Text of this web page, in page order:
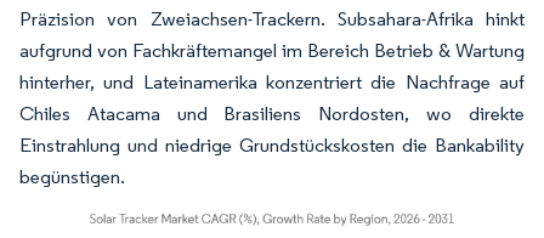
Präzision von Zweiachsen-Trackern. Subsahara-Afrika hinkt
aufgrund von Fachkräftemangel im Bereich Betrieb & Wartung
hinterher, und Lateinamerika konzentriert die Nachfrage auf
Chiles Atacama und Brasiliens Nordosten, wo direkte
Einstrahlung und niedrige Grundstückskosten die Bankability
begünstigen.